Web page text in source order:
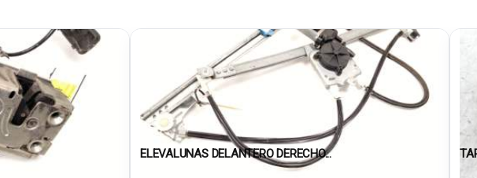
ELEVALUNAS DELANTERO DERECHO...